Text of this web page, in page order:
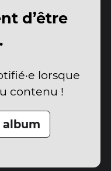
d’être
lorsque
contenu !
album